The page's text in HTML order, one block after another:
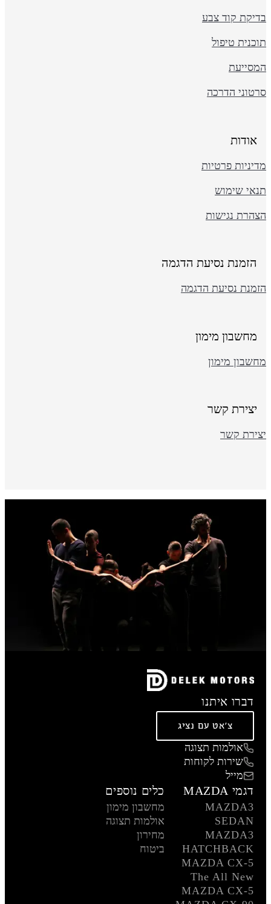
קוד צבע
טיפול
הדרכה
אודות
פרטיות
שימוש
נגישות
הזמנת נסיעת הדגמה
נסיעת הדגמה
מחשבון מימון
מימון
יצירת קשר
קשר
דברו איתנו
צ'אט עם נציג
אולמות תצוגה
שירות לקוחות
מייל
דגמי MAZDA
MAZDA3
SEDAN
MAZDA3
HATCHBACK
MAZDA CX-5
The All New
MAZDA CX-5
כלים נוספים
מחשבון מימון
אולמות תצוגה
מחירון
ביטוח